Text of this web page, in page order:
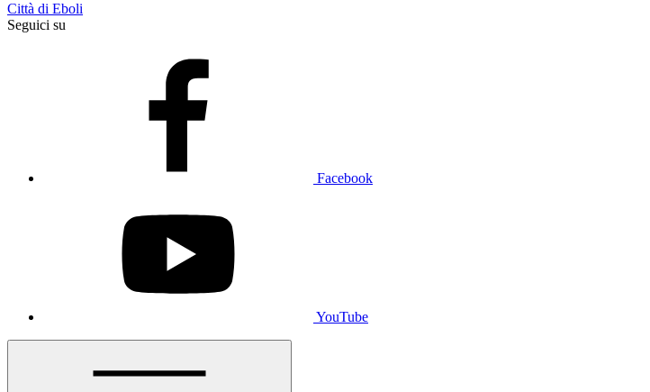
Città di Eboli
Seguici su
Facebook
YouTube